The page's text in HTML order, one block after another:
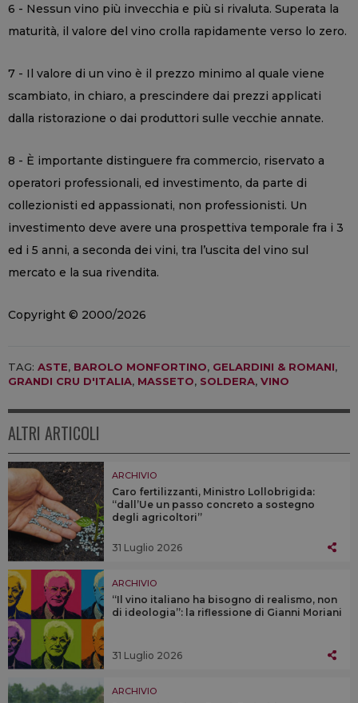
6 - Nessun vino più invecchia e più si rivaluta. Superata la
maturità, il valore del vino crolla rapidamente verso lo zero.
7 - Il valore di un vino è il prezzo minimo al quale viene
scambiato, in chiaro, a prescindere dai prezzi applicati
dalla ristorazione o dai produttori sulle vecchie annate.
8 - È importante distinguere fra commercio, riservato a
operatori professionali, ed investimento, da parte di
collezionisti ed appassionati, non professionisti. Un
investimento deve avere una prospettiva temporale fra i 3
ed i 5 anni, a seconda dei vini, tra l’uscita del vino sul
mercato e la sua rivendita.
Copyright © 2000/2026
TAG: ASTE, BAROLO MONFORTINO, GELARDINI & ROMANI,
GRANDI CRU D'ITALIA, MASSETO, SOLDERA, VINO
ALTRI ARTICOLI
ARCHIVIO
Caro fertilizzanti, Ministro Lollobrigida:
“dall’Ue un passo concreto a sostegno
degli agricoltori”
31 Luglio 2026
ARCHIVIO
“Il vino italiano ha bisogno di realismo, non
di ideologia”: la riflessione di Gianni Moriani
31 Luglio 2026
ARCHIVIO